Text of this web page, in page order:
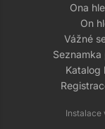
Ona
On
Vážné
Seznamka
Katalog
Instalace